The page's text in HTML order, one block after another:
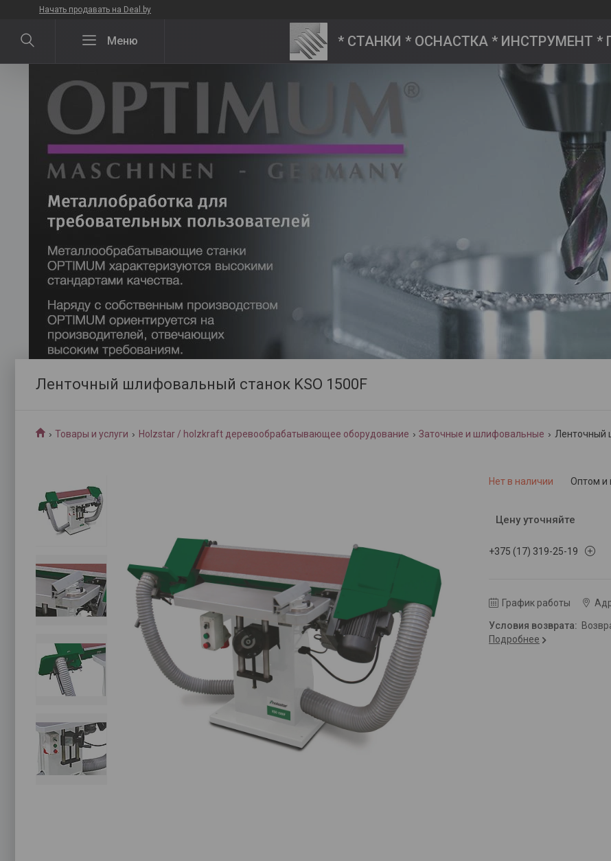
Начать продавать на Deal.by
* СТАНКИ * ОСНАСТКА * ИНСТРУМЕНТ *
Ленточный шлифовальный станок KSO 1500F
Товары и услуги Holzstar / holzkraft деревообрабатывающее оборудование Заточные и шлифовальные Ленточный
Нет в наличии Оптом и
Цену уточняйте
+375 (17) 319-25-19
График работы
Подробнее